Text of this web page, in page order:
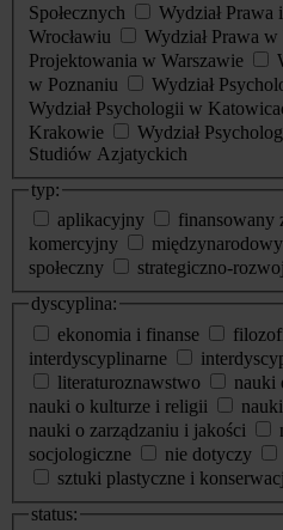
Społecznych
Wydział Prawa
Wrocławiu
Wydział Prawa
Projektowania w Warszawie
w Poznaniu
Wydział
Wydział Psychologii w
Krakowie
Wydział
Studiów Azjatyckich
typ:
aplikacyjny
finansowany
komercyjny
międzynarodowy
społeczny
strategiczno-
dyscyplina:
ekonomia i finanse
interdyscyplinarne
literaturoznawstwo
nauki
nauki o kulturze i religii
nauki o zarządzaniu i jakości
socjologiczne
nie dotyczy
sztuki plastyczne i
status: